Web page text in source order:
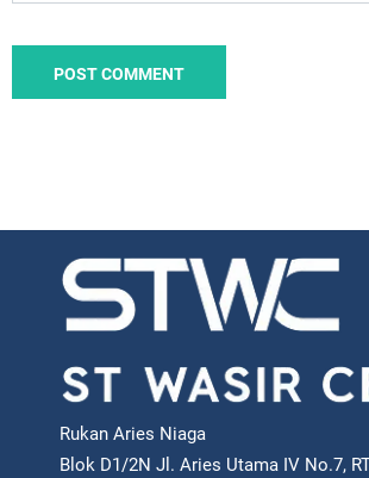
Rukan Aries Niaga
Blok D1/2N Jl. Aries Utama IV No.7,